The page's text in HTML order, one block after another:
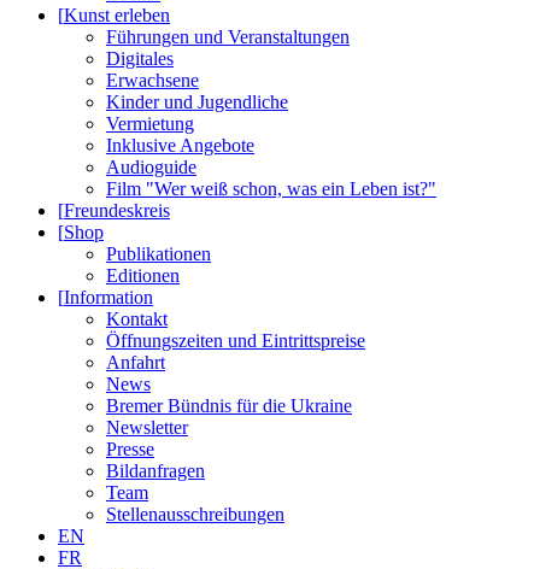
[Kunst erleben
Führungen und Veranstaltungen
Digitales
Erwachsene
Kinder und Jugendliche
Vermietung
Inklusive Angebote
Audioguide
Film "Wer weiß schon, was ein Leben ist?"
[Freundeskreis
[Shop
Publikationen
Editionen
[Information
Kontakt
Öffnungszeiten und Eintrittspreise
Anfahrt
News
Bremer Bündnis für die Ukraine
Newsletter
Presse
Bildanfragen
Team
Stellenausschreibungen
EN
FR